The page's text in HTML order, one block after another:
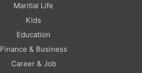
Maritial Life
Kids
Education
Finance & Business
Career & Job